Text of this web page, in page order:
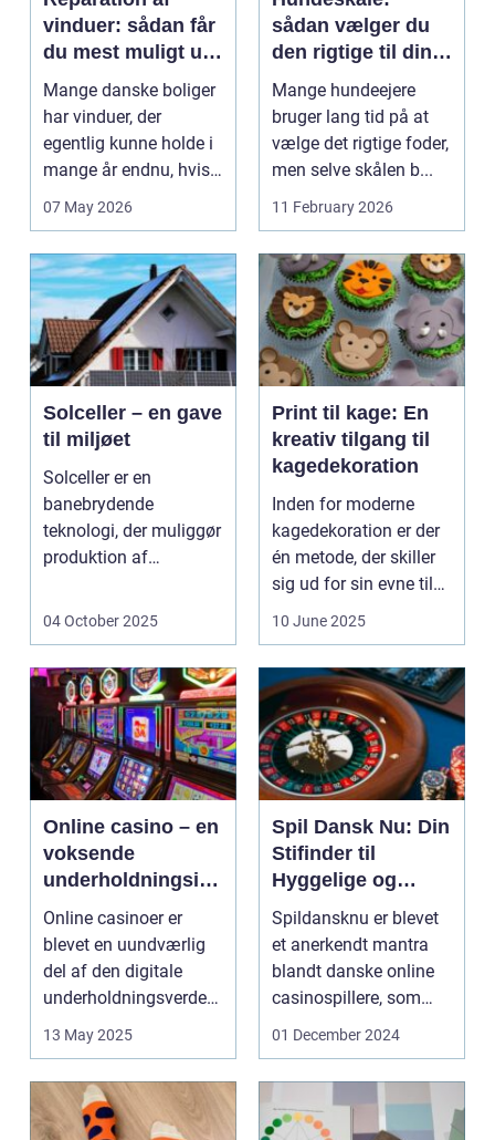
vinduer: sådan får
du mest muligt ud
af dine gamle
rammer
Mange danske boliger
har vinduer, der
egentlig kunne holde i
mange år endnu, hvis
de fik den r...
07 May 2026
sådan vælger du
den rigtige til din
hund
Mange hundeejere
bruger lang tid på at
vælge det rigtige foder,
men selve skålen b...
11 February 2026
Solceller – en gave
til miljøet
Solceller er en
banebrydende
teknologi, der muliggør
produktion af
udnytt...
04 October 2025
Print til kage: En
kreativ tilgang til
kagedekoration
Inden for moderne
kagedekoration er der
én metode, der skiller
sig ud for sin evne til
at bri...
10 June 2025
Online casino – en
voksende
underholdningsind
ustri
Online casinoer er
blevet en uundværlig
del af den digitale
underholdningsverden.
Med den stad...
13 May 2025
Spil Dansk Nu: Din
Stifinder til
Hyggelige og
Underholdende
Online Casinoer
Spildansknu er blevet
et anerkendt mantra
blandt danske online
casinospillere, som
søger unde...
01 December 2024